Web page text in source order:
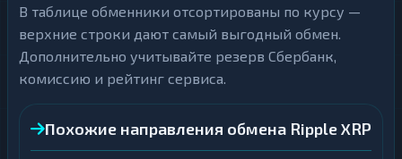
В таблице обменники отсортированы по курсу —
верхние строки дают самый выгодный обмен.
Дополнительно учитывайте резерв Сбербанк,
комиссию и рейтинг сервиса.
Похожие направления обмена Ripple XRP